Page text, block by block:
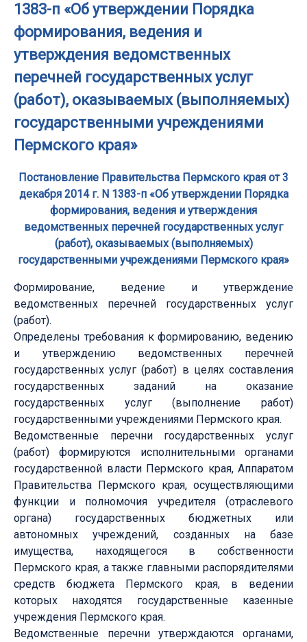
1383-п «Об утверждении Порядка
формирования, ведения и
утверждения ведомственных
перечней государственных услуг
(работ), оказываемых (выполняемых)
государственными учреждениями
Пермского края»
Постановление Правительства Пермского края от 3
декабря 2014 г. N 1383-п «Об утверждении Порядка
формирования, ведения и утверждения
ведомственных перечней государственных услуг
(работ), оказываемых (выполняемых)
государственными учреждениями Пермского края»
Формирование, ведение и утверждение
ведомственных перечней государственных услуг
(работ).
Определены требования к формированию, ведению
и утверждению ведомственных перечней
государственных услуг (работ) в целях составления
государственных заданий на оказание
государственных услуг (выполнение работ)
государственными учреждениями Пермского края.
Ведомственные перечни государственных услуг
(работ) формируются исполнительными органами
государственной власти Пермского края, Аппаратом
Правительства Пермского края, осуществляющими
функции и полномочия учредителя (отраслевого
органа) государственных бюджетных или
автономных учреждений, созданных на базе
имущества, находящегося в собственности
Пермского края, а также главными распорядителями
средств бюджета Пермского края, в ведении
которых находятся государственные казенные
учреждения Пермского края.
Ведомственные перечни утверждаются органами,